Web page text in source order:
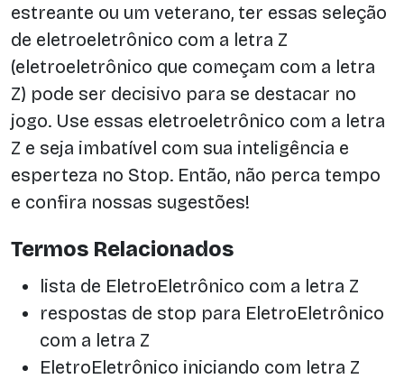
estreante ou um veterano, ter essas seleção
de eletroeletrônico com a letra Z
(eletroeletrônico que começam com a letra
Z) pode ser decisivo para se destacar no
jogo. Use essas eletroeletrônico com a letra
Z e seja imbatível com sua inteligência e
esperteza no Stop. Então, não perca tempo
e confira nossas sugestões!
Termos Relacionados
lista de EletroEletrônico com a letra Z
respostas de stop para EletroEletrônico
com a letra Z
EletroEletrônico iniciando com letra Z